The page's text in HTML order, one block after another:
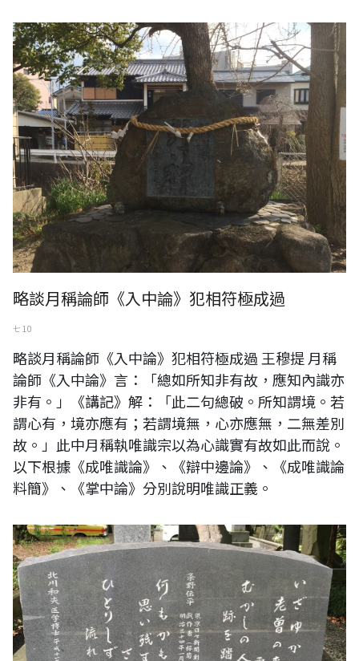
略談月稱論師《入中論》犯相符極成過
七 10
略談月稱論師《入中論》犯相符極成過 王穆提 月稱
論師《入中論》言：「總如所知非有故，應知內識亦
非有。」《講記》解：「此二句總破。所知謂境。若
謂心有，境亦應有；若謂境無，心亦應無，二無差別
故。」此中月稱執唯識宗以為心識實有故如此而說。
以下根據《成唯識論》、《辯中邊論》、《成唯識論
料簡》、《掌中論》分別說明唯識正義。